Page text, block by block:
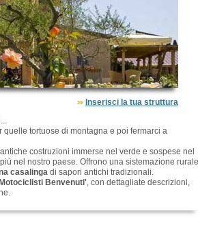
Inserisci la tua struttura
tortuose di montagna e poi fermarci a
costruzioni immerse nel verde e sospese nel
nel nostro paese. Offrono una sistemazione rurale
casalingadi sapori antichi tradizionali.
Benvenuti', con dettagliate descrizioni,